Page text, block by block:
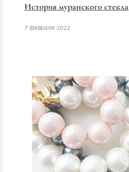
История муранского стекла
7 февраля 2022